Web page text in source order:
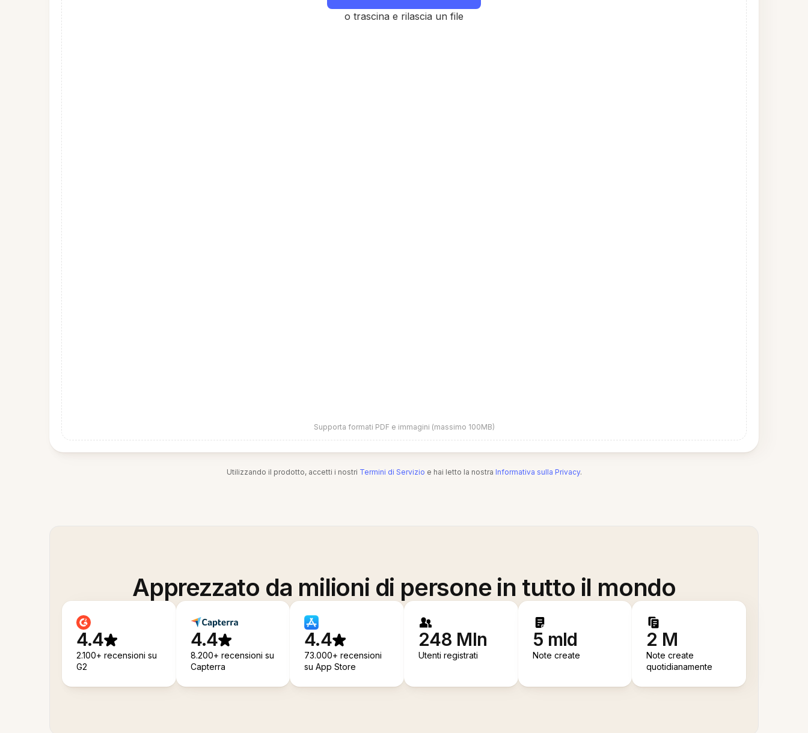
o trascina e rilascia un file
Supporta formati PDF e immagini (massimo 100MB)
Utilizzando il prodotto, accetti i nostri Termini di Servizio e hai letto la nostra Informativa sulla Privacy.
Apprezzato da milioni di persone in tutto il mondo
4.4
2.100+ recensioni su
G2
4.4
8.200+ recensioni su
Capterra
4.4
73.000+ recensioni
su App Store
248 Mln
Utenti registrati
5 mld
Note create
2 M
Note create
quotidianamente